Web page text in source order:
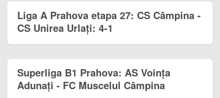
Liga A Prahova etapa 27: CS Câmpina -
CS Unirea Urlați: 4-1
Superliga B1 Prahova: AS Voința
Adunați - FC Muscelul Câmpina